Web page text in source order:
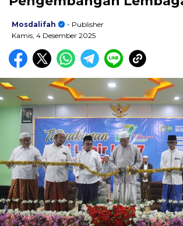
Mosdalifah
- Publisher
Kamis, 4 Desember 2025